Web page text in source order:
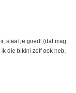
staat je goed! (dat mag
die bikini zelf ook heb,